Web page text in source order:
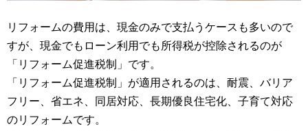
リフォームの費用は、現金のみで支払うケースも多いので
すが、現金でもローン利用でも所得税が控除されるのが
「リフォーム促進税制」です。
「リフォーム促進税制」が適用されるのは、耐震、バリア
フリー、省エネ、同居対応、長期優良住宅化、子育て対応
のリフォームです。